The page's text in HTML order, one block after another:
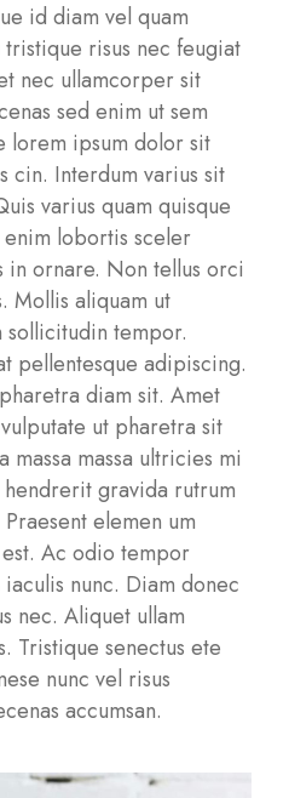
id diam vel quam
risus nec feugiat
nec ullamcorper sit
sed enim ut sem
lorem ipsum dolor sit
cin. Interdum varius sit
varius quam quisque
lobortis sceler
in ornare. Non tellus orci
Mollis aliquam ut
tempor.
pellentesque adipiscing.
diam sit. Amet
ut pharetra sit
massa ultricies mi
gravida rutrum
elemen um
Ac odio tempor
nunc. Diam donec
nec. Aliquet ullam
Tristique senectus ete
nunc vel risus
accumsan.